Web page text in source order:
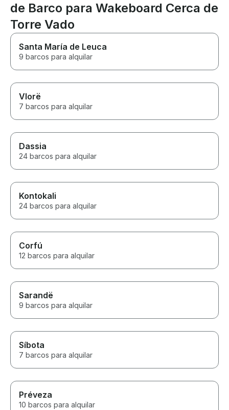
de Barco para Wakeboard Cerca de
Torre Vado
Santa María de Leuca
9 barcos para alquilar
Vlorë
7 barcos para alquilar
Dassia
24 barcos para alquilar
Kontokali
24 barcos para alquilar
Corfú
12 barcos para alquilar
Sarandë
9 barcos para alquilar
Síbota
7 barcos para alquilar
Préveza
10 barcos para alquilar